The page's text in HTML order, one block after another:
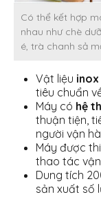
Có thể kết hợp
nhau như chè
é, trà chanh sả
Vật liệu
tiêu chuẩn
Máy có hệ
thuận tiện,
người vận
Máy được
thao tác vận
Dung tích
sản xuất số